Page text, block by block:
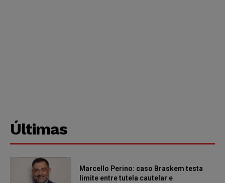
Últimas
Marcello Perino: caso Braskem testa
limite entre tutela cautelar e